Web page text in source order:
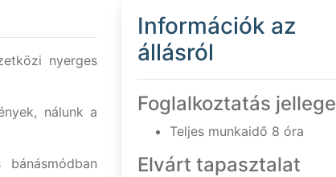
nyerges
nálunk a
Információk az
állásról
Foglalkoztatás jellege
Teljes munkaidő 8 óra
Elvárt tapasztalat